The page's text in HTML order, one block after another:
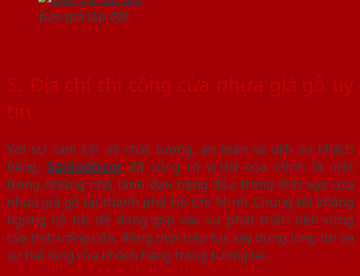
Báo giá lắp đặt
5. Địa chỉ thi công cửa nhựa giả gỗ uy
tín
Với sự cam kết về chất lượng, an toàn và dịch vụ khách
hàng, SaiGonDoor đã củng cố vị thế của mình là một
trong những nhà lãnh đạo hàng đầu trong lĩnh vực cửa
nhựa giả gỗ tại thành phố Hồ Chí Minh. Chúng tôi không
ngừng nỗ lực để đóng góp vào sự phát triển bền vững
của thị trường cửa, đồng thời tiếp tục xây dựng lòng tin và
sự hài lòng của khách hàng trong tương lai.